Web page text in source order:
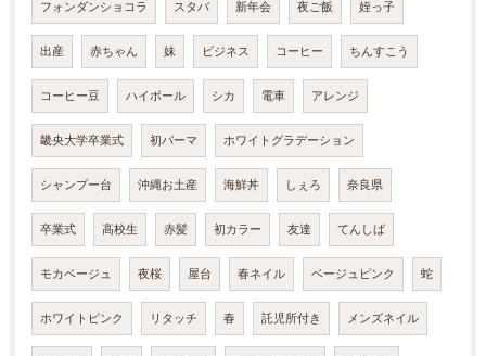
フォンダンショコラ スタバ 新年会 夜ご飯 姪っ子
出産 赤ちゃん 妹 ビジネス コーヒー ちんすこう
コーヒー豆 ハイボール シカ 電車 アレンジ
畿央大学卒業式 初パーマ ホワイトグラデーション
シャンプー台 沖縄お土産 海鮮丼 しぇろ 奈良県
卒業式 高校生 赤髪 初カラー 友達 てんしば
モカベージュ 夜桜 屋台 春ネイル ベージュピンク 蛇
ホワイトピンク リタッチ 春 託児所付き メンズネイル